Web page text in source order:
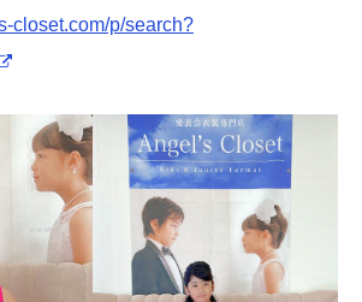
closet.com/p/search?